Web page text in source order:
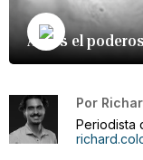
Así es el
Por
Periodista